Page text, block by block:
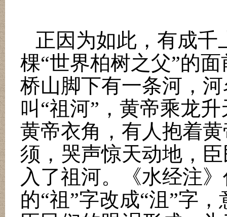
正因为如此，有成千
棵“世界柏树之父”的面
桥山脚下有一条河，
叫 “祖河” ，黄帝乘龙
黄帝衣角，有人抱着
须，哭声惊天动地，
入了祖河。《水经注
的“祖 ”字改成“沮 ”字，